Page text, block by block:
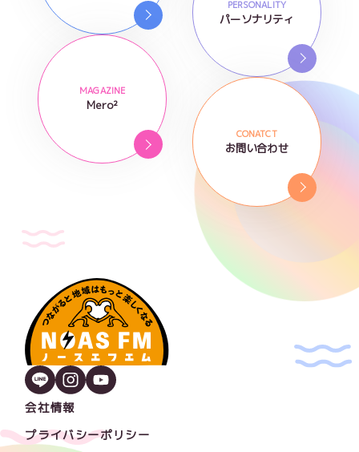
PERSONALITY
パーソナリティ
MAGAZINE
Mero²
CONATCT
お問い合わせ
会社情報
プライバシーポリシー